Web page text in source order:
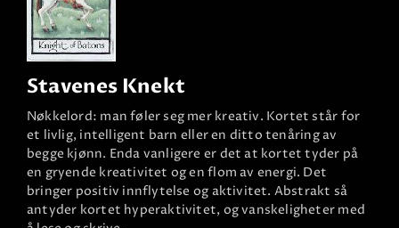
Stavenes Knekt
Nøkkelord: man føler seg mer kreativ. Kortet står for
et livlig, intelligent barn eller en ditto tenåring av
begge kjønn. Enda vanligere er det at kortet tyder på
en gryende kreativitet og en flom av energi. Det
bringer positiv innflytelse og aktivitet. Abstrakt så
antyder kortet hyperaktivitet, og vanskeligheter med